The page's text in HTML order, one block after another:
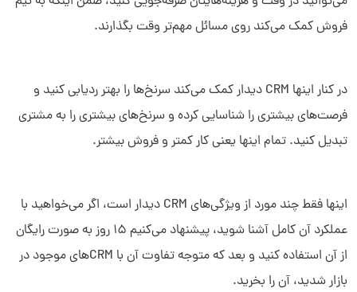
فروش کمک می‌کند روی مسائل مهم‌تر وقت بگذارند.
در کنار اینها CRM دیدار کمک می‌کند سرنخ‌ها را بهتر ردیابی کنید و
فرصت‌های بیشتری را شناسایی کرده و سرنخ‌های بیشتری را به مشتری
تبدیل کنید. تمام اینها یعنی کار کمتر و فروش بیشتر.
اینها فقط چند مورد از ویژگی‌های CRM دیدار است، اگر می‌خواهید با
عملکرد آن کامل آشنا شوید، پیشنهاد می‌کنیم 15 روز به صورت رایگان
از آن استفاده کنید و بعد که متوجه تفاوت آن با CRMهای موجود در
بازار شدید، آن را بخرید.